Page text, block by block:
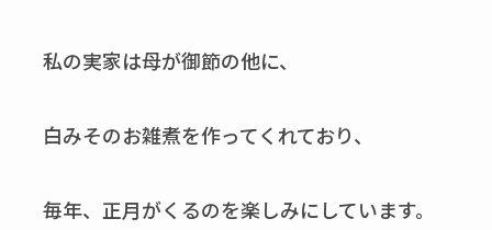
私の実家は母が御節の他に、
白みそのお雑煮を作ってくれており、
毎年、正月がくるのを楽しみにしています。